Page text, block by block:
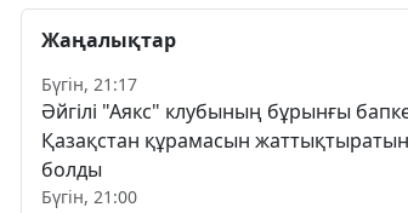
Жаңалықтар
Бүгін, 21:17
Әйгілі "Аякс" клубының бұрынғы
Қазақстан құрамасын жаттықтыратын
болды
Бүгін, 21:00